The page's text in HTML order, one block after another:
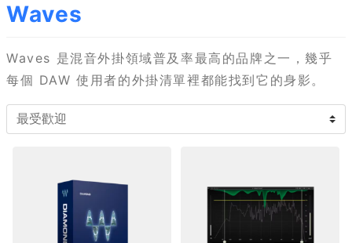
Waves
Waves 是混音外掛領域普及率最高的品牌之一，幾乎
每個 DAW 使用者的外掛清單裡都能找到它的身影。